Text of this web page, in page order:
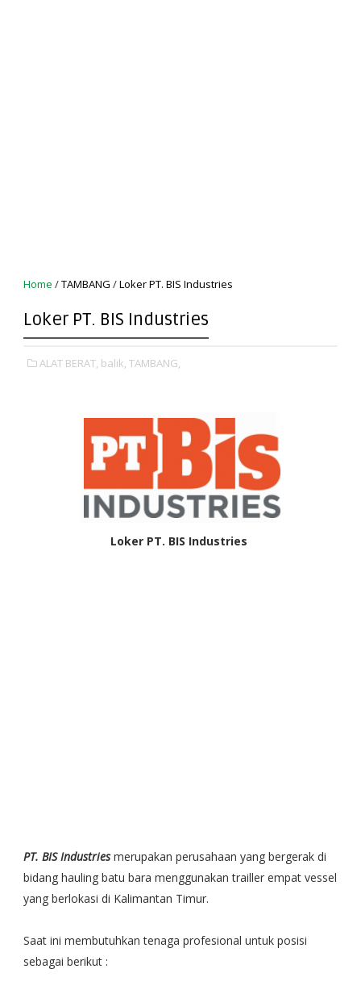
Home /TAMBANG /Loker PT. BIS Industries
Loker PT. BIS Industries
ALAT BERAT, balik, TAMBANG,
Loker PT. BIS Industries
PT. BIS Industriesmerupakan perusahaan yang bergerak di
bidang hauling batu bara menggunakan trailler empat vessel
yang berlokasi di Kalimantan Timur.
Saat ini membutuhkan tenaga profesional untuk posisi
sebagai berikut :